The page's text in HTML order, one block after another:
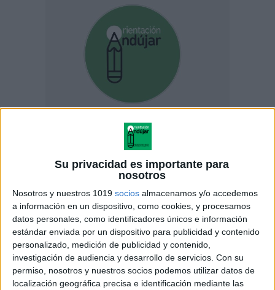
Su privacidad es importante para
nosotros
Nosotros y nuestros 1019 socios almacenamos y/o accedemos
a información en un dispositivo, como cookies, y procesamos
datos personales, como identificadores únicos e información
estándar enviada por un dispositivo para publicidad y contenido
personalizado, medición de publicidad y contenido,
investigación de audiencia y desarrollo de servicios. Con su
permiso, nosotros y nuestros socios podemos utilizar datos de
localización geográfica precisa e identificación mediante las
ENLACE AL GRUPO
DESCARGA MÁS ABAJO EL
RECURSO EN PDF